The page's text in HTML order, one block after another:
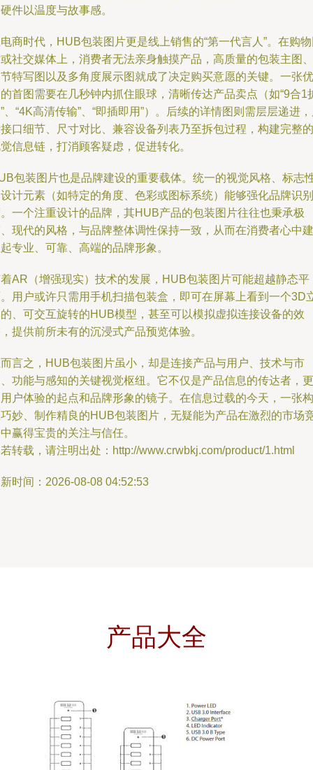
件以温度与故事感。
商时代，HUB包装图片更是线上销售的“第一代言人”。在购
社交媒体上，消费者无法亲身触摸产品，高质量的包装主图、
特写图以及多角度展示图就成了决定购买意愿的关键。一张优
首图需要在几秒钟内抓住眼球，清晰传达产品卖点（如“9合1
、“4K高清传输”、“即插即用”）。后续的详情图则需层层递进
口细节、尺寸对比、兼容设备列表乃至拆包过程，构建完整的
信息链，打消顾客疑虑，促进转化。
包装图片也是品牌建设的重要载体。统一的视觉风格、标志
计元素（如特定的角度、色彩或图标系统）能够强化品牌识别
一个注重设计的品牌，其HUB产品的包装图片往往也秉承极
现代的风格，与品牌整体调性保持一致，从而在消费者心中建
专业、可靠、高端的品牌形象。
AR（增强现实）技术的发展，HUB包装图片可能超越静态平
用户或许只需用手机扫描包装盒，即可在屏幕上看到一个3D
、可交互旋转的HUB模型，甚至可以模拟虚拟连接设备的效
提供前所未有的沉浸式产品预览体验。
言之，HUB包装图片虽小，却是连接产品与用户、技术与市
功能与感知的关键视觉枢纽。它不仅是产品信息的传达者，更
户体验的起点和品牌形象的镜子。在信息过载的今天，一张构
妙、制作精良的HUB包装图片，无疑能为产品在激烈的市场
赢得宝贵的关注与信任。
转载，请注明出处：http://www.crwbkj.com/product/1.html
时间：2026-08-08 04:52:53
产品大全